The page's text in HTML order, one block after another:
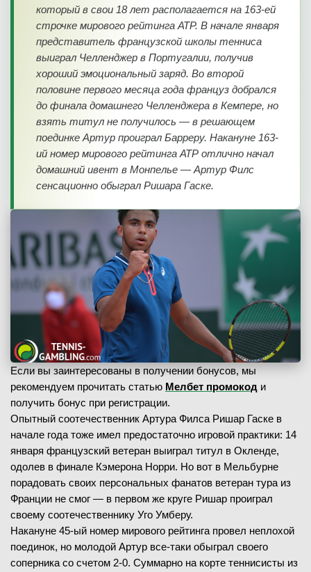
который в свои 18 лет располагается на 163-ей
строчке мирового рейтинга АТР. В начале января
представитель французской школы тенниса
выиграл Челленджер в Португалии, получив
хороший эмоциональный заряд. Во второй
половине первого месяца года француз добрался
до финала домашнего Челленджера в Кемпере, но
взять титул не получилось — в решающем
поединке Артур проиграл Барреру. Накануне 163-
ий номер мирового рейтинга АТР отлично начал
домашний ивент в Монпелье — Артур Филс
сенсационно обыграл Ришара Гаске.
Если вы заинтересованы в получении бонусов, мы
рекомендуем прочитать статью Мелбет промокод и
получить бонус при регистрации.
Опытный соотечественник Артура Филса Ришар Гаске в
начале года тоже имел предостаточно игровой практики: 14
января французский ветеран выиграл титул в Окленде,
одолев в финале Кэмерона Норри. Но вот в Мельбурне
порадовать своих персональных фанатов ветеран тура из
Франции не смог — в первом же круге Ришар проиграл
своему соотечественнику Уго Умберу.
Накануне 45-ый номер мирового рейтинга провел неплохой
поединок, но молодой Артур все-таки обыграл своего
соперника со счетом 2-0. Суммарно на корте теннисисты из